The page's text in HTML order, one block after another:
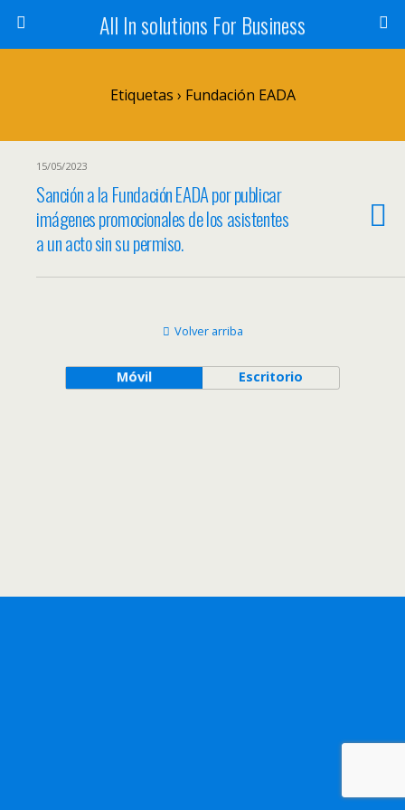
All In solutions For Business
Etiquetas › Fundación EADA
15/05/2023
Sanción a la Fundación EADA por publicar
imágenes promocionales de los asistentes
a un acto sin su permiso.
Volver arriba
Móvil Escritorio